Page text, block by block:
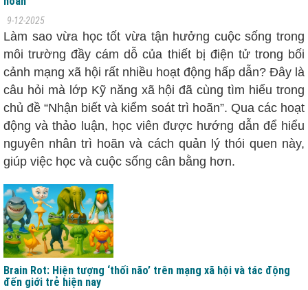
9-12-2025
Làm sao vừa học tốt vừa tận hưởng cuộc sống trong
môi trường đầy cám dỗ của thiết bị điện tử trong bối
cảnh mạng xã hội rất nhiều hoạt động hấp dẫn? Đây là
câu hỏi mà lớp Kỹ năng xã hội đã cùng tìm hiểu trong
chủ đề “Nhận biết và kiểm soát trì hoãn”. Qua các hoạt
động và thảo luận, học viên được hướng dẫn để hiểu
nguyên nhân trì hoãn và cách quản lý thói quen này,
giúp việc học và cuộc sống cân bằng hơn.
Brain Rot: Hiện tượng ‘thối não’ trên mạng xã hội và tác động
đến giới trẻ hiện nay